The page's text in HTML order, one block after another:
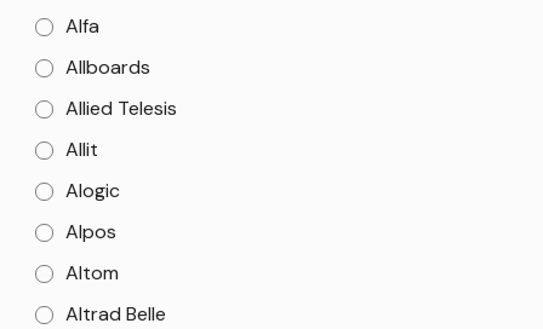
Alfa
Allboards
Allied Telesis
Allit
Alogic
Alpos
Altom
Altrad Belle